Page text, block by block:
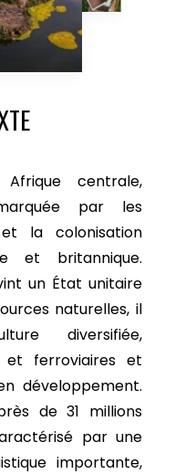
centrale,
par les
la colonisation
et britannique.
un État unitaire
naturelles, il
diversifiée,
et ferroviaires et
développement.
de 31 millions
par une
importante,